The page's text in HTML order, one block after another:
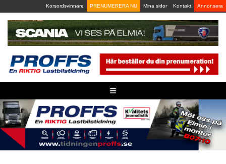
to
content
Korsordsvinnare PRENUMERERA NU Mina sidor Kontakt Annonsera
≡